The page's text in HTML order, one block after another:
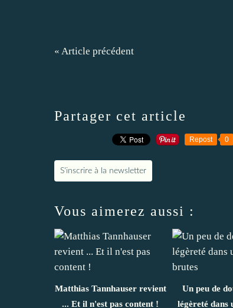
« Article précédent
Partager cet article
Repost 0
S'inscrire à la newsletter
Vous aimerez aussi :
Matthias Tannhauser revient
... Et il n'est pas content !
Un peu de
légèreté dans